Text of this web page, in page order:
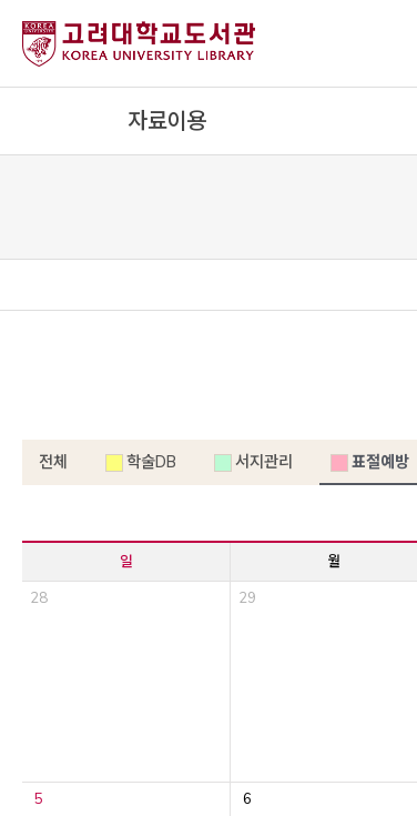
로
자료이용
전체 학술DB 서지관리 표절예방
일 월
28 29
5 6